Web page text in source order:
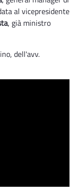
al vicepresidente
, già ministro
dell'avv.